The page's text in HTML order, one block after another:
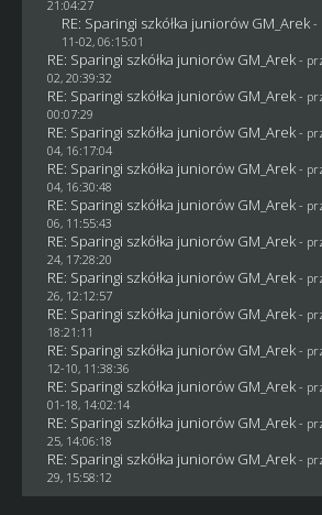
21:04:27
RE: Sparingi szkółka juniorów GM_Arek -
11-02, 06:15:01
RE: Sparingi szkółka juniorów GM_Arek -
02, 20:39:32
RE: Sparingi szkółka juniorów GM_Arek -
00:07:29
RE: Sparingi szkółka juniorów GM_Arek -
04, 16:17:04
RE: Sparingi szkółka juniorów GM_Arek -
04, 16:30:48
RE: Sparingi szkółka juniorów GM_Arek -
06, 11:55:43
RE: Sparingi szkółka juniorów GM_Arek -
24, 17:28:20
RE: Sparingi szkółka juniorów GM_Arek -
26, 12:12:57
RE: Sparingi szkółka juniorów GM_Arek -
18:21:11
RE: Sparingi szkółka juniorów GM_Arek -
12-10, 11:38:36
RE: Sparingi szkółka juniorów GM_Arek -
01-18, 14:02:14
RE: Sparingi szkółka juniorów GM_Arek -
25, 14:06:18
RE: Sparingi szkółka juniorów GM_Arek -
29, 15:58:12